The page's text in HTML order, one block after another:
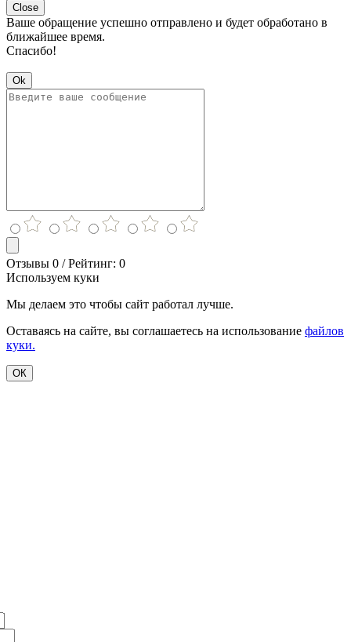
Close
Ваше обращение успешно отправлено и будет обработано в
ближайшее время.
Спасибо!
Ok
Отзывы 0 / Рейтинг: 0
Используем куки
Мы делаем это чтобы сайт работал лучше.
Оставаясь на сайте, вы соглашаетесь на использование файлов
куки.
ОК